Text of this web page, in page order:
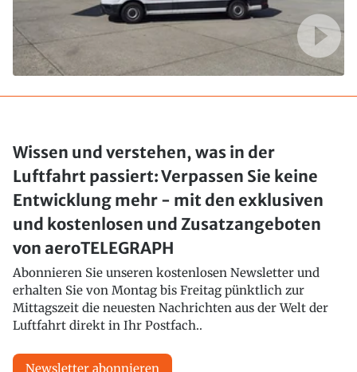
Wissen und verstehen, was in der
Luftfahrt passiert: Verpassen Sie keine
Entwicklung mehr - mit den exklusiven
und kostenlosen und Zusatzangeboten
von aeroTELEGRAPH
Abonnieren Sie unseren kostenlosen Newsletter und
erhalten Sie von Montag bis Freitag pünktlich zur
Mittagszeit die neuesten Nachrichten aus der Welt der
Luftfahrt direkt in Ihr Postfach..
Newsletter abonnieren